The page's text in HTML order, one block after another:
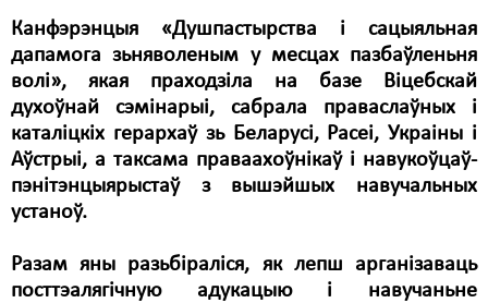
Канфэрэнцыя «Душпастырства і сацыяльная
дапамога зьняволеным у месцах пазбаўленьня
волі», якая праходзіла на базе Віцебскай
духоўнай сэмінарыі, сабрала праваслаўных і
каталіцкіх герархаў зь Беларусі, Расеі, Украіны і
Аўстрыі, а таксама праваахоўнікаў і навукоўцаў-
пэнітэнцыярыстаў з вышэйшых навучальных
устаноў.
Разам яны разьбіраліся, як лепш арганізаваць
посттэалягічную адукацыю і навучаньне